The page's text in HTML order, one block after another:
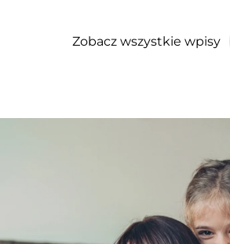
Zobacz wszystkie wpisy